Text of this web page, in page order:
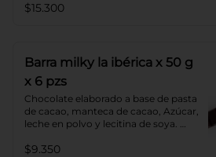
$15.300
Barra milky la ibérica x 50 g
x 6 pzs
Chocolate elaborado a base de pasta
de cacao, manteca de cacao, Azúcar,
leche en polvo y lecitina de soya.
$9.350